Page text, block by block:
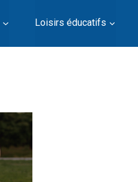
Loisirs éducatifs